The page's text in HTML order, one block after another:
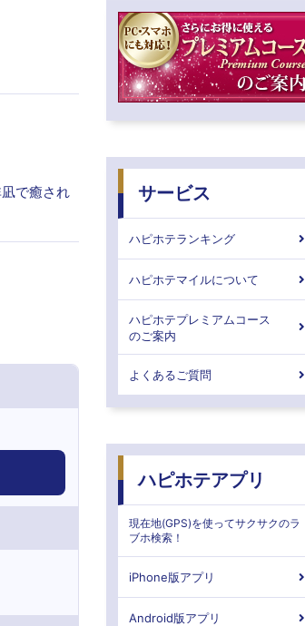
で癒され
サービス
ハピホテランキング
ハピホテマイルについて
ハピホテプレミアムコース
のご案内
よくあるご質問
ハピホテアプリ
現在地(GPS)を使ってサクサクのラ
ブホ検索！
iPhone版アプリ
Android版アプリ